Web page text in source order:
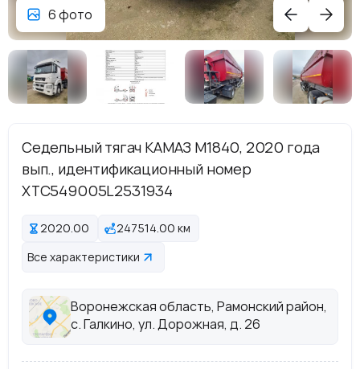
6 фото
Седельный тягач КАМАЗ М1840, 2020 года
вып., идентификационный номер
XTC549005L2531934
2020.00
247514.00 км
Все характеристики
Воронежская область, Рамонский район,
с. Галкино, ул. Дорожная, д. 26